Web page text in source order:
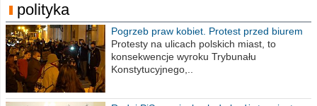
polityka
Pogrzeb praw kobiet. Protest przed biurem
poselskim PiS
Protesty na ulicach polskich miast, to
konsekwencje wyroku Trybunału
Konstytucyjnego,..